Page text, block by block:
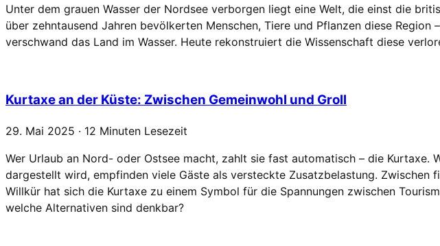
Unter dem grauen Wasser der Nordsee verborgen liegt eine Welt, die einst die
über zehntausend Jahren bevölkerten Menschen, Tiere und Pflanzen diese
verschwand das Land im Wasser. Heute rekonstruiert die Wissenschaft diese
Kurtaxe an der Küste: Zwischen Gemeinwohl und Groll
29. Mai 2025 · 12 Minuten Lesezeit
Wer Urlaub an Nord- oder Ostsee macht, zahlt sie fast automatisch – die
dargestellt wird, empfinden viele Gäste als versteckte Zusatzbelastung. Zwischen
Willkür hat sich die Kurtaxe zu einem Symbol für die Spannungen zwischen
welche Alternativen sind denkbar?